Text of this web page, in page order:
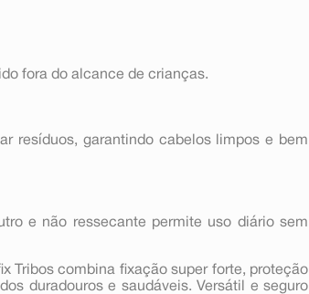
fora do alcance de crianças.
resíduos, garantindo cabelos limpos e bem
e não ressecante permite uso diário sem
Tribos combina fixação super forte, proteção
duradouros e saudáveis. Versátil e seguro